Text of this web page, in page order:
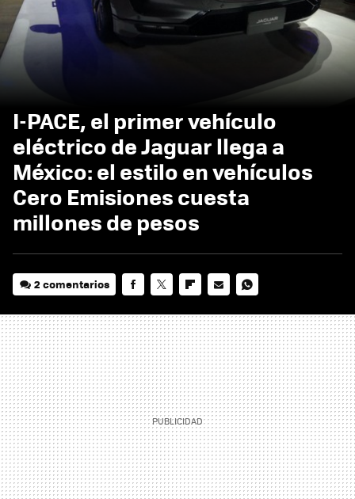
I-PACE, el primer vehículo
eléctrico de Jaguar llega a
México: el estilo en vehículos
Cero Emisiones cuesta
millones de pesos
2 comentarios
MAIL